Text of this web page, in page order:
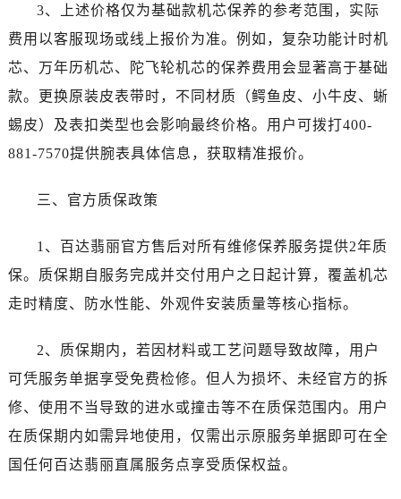
3、上述价格仅为基础款机芯保养的参考范围，实际
费用以客服现场或线上报价为准。例如，复杂功能计时机
芯、万年历机芯、陀飞轮机芯的保养费用会显著高于基础
款。更换原装皮表带时，不同材质（鳄鱼皮、小牛皮、蜥
蜴皮）及表扣类型也会影响最终价格。用户可拨打400-
881-7570提供腕表具体信息，获取精准报价。
三、官方质保政策
1、百达翡丽官方售后对所有维修保养服务提供2年质
保。质保期自服务完成并交付用户之日起计算，覆盖机芯
走时精度、防水性能、外观件安装质量等核心指标。
2、质保期内，若因材料或工艺问题导致故障，用户
可凭服务单据享受免费检修。但人为损坏、未经官方的拆
修、使用不当导致的进水或撞击等不在质保范围内。用户
在质保期内如需异地使用，仅需出示原服务单据即可在全
国任何百达翡丽直属服务点享受质保权益。